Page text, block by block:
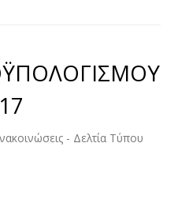
- Δελτία Τύπου